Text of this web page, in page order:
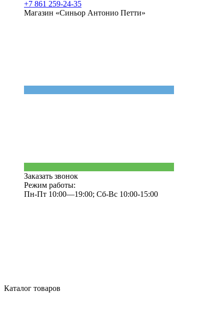
+7 861 259-24-35
Магазин «Синьор Антонио Петти»
Заказать звонок
Режим работы:
Пн-Пт 10:00—19:00; Сб-Вс 10:00-15:00
Каталог товаров